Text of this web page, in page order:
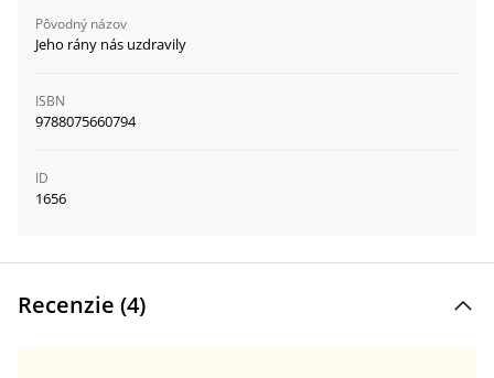
Pôvodný názov
Jeho rány nás uzdravily
ISBN
9788075660794
ID
1656
Recenzie (4)